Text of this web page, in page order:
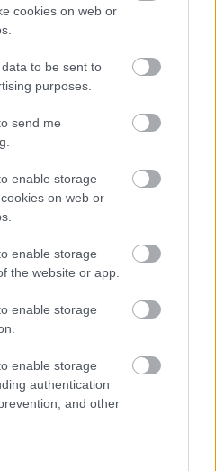
cookies on web or
to be sent to
purposes.
send me
enable storage
on web or
enable storage
the website or app.
enable storage
enable storage
authentication
and other
Loading...
Σχολίου